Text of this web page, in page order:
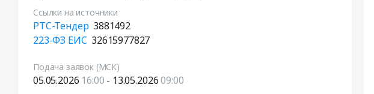
Ссылки на источники
РТС-Тендер 3881492
223-ФЗ ЕИС 32615977827
Подача заявок (МСК)
05.05.2026 16:00 - 13.05.202609:00